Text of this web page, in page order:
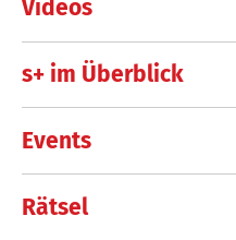
Videos
s+ im Überblick
Events
Rätsel